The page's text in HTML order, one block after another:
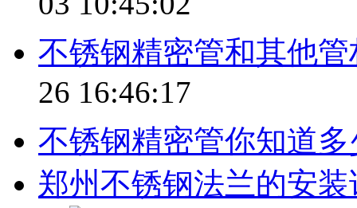
不锈钢精密管和其他
26 16:46:17
不锈钢精密管你知道多
郑州不锈钢法兰的安